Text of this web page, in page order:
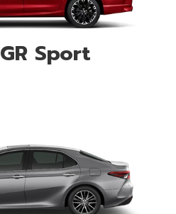
Sport